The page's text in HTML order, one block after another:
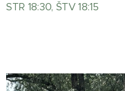
STR 18:30, ŠTV 18:15